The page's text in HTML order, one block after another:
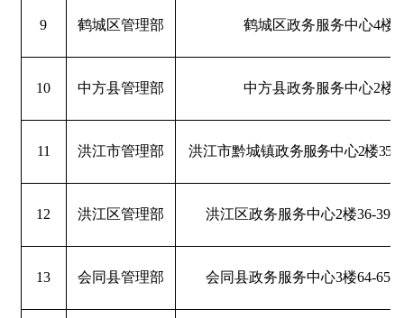
9 鹤城区管理部 鹤城区政务服务中心4楼
10 中方县管理部 中方县政务服务中心2楼
11 洪江市管理部 洪江市黔城镇政务服务中心2楼35-
12 洪江区管理部 洪江区政务服务中心2楼36-39
13 会同县管理部 会同县政务服务中心3楼64-65